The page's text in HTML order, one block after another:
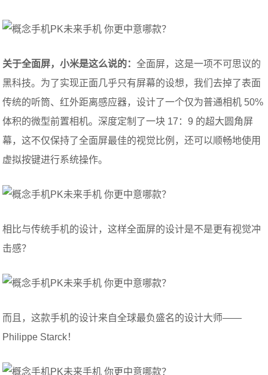
关于全面屏，小米是这么说的：全面屏，这是一项不可思议的
黑科技。为了实现正面几乎只有屏幕的设想，我们去掉了表面
传统的听筒、红外距离感应器，设计了一个仅为普通相机 50%
体积的微型前置相机。深度定制了一块 17：9 的超大圆角屏
幕，这不仅保持了全面屏最佳的视觉比例，还可以顺畅地使用
虚拟按键进行系统操作。
相比与传统手机的设计，这样全面屏的设计是不是更有视觉冲
击感？
而且，这款手机的设计来自全球最负盛名的设计大师——
Philippe Starck！